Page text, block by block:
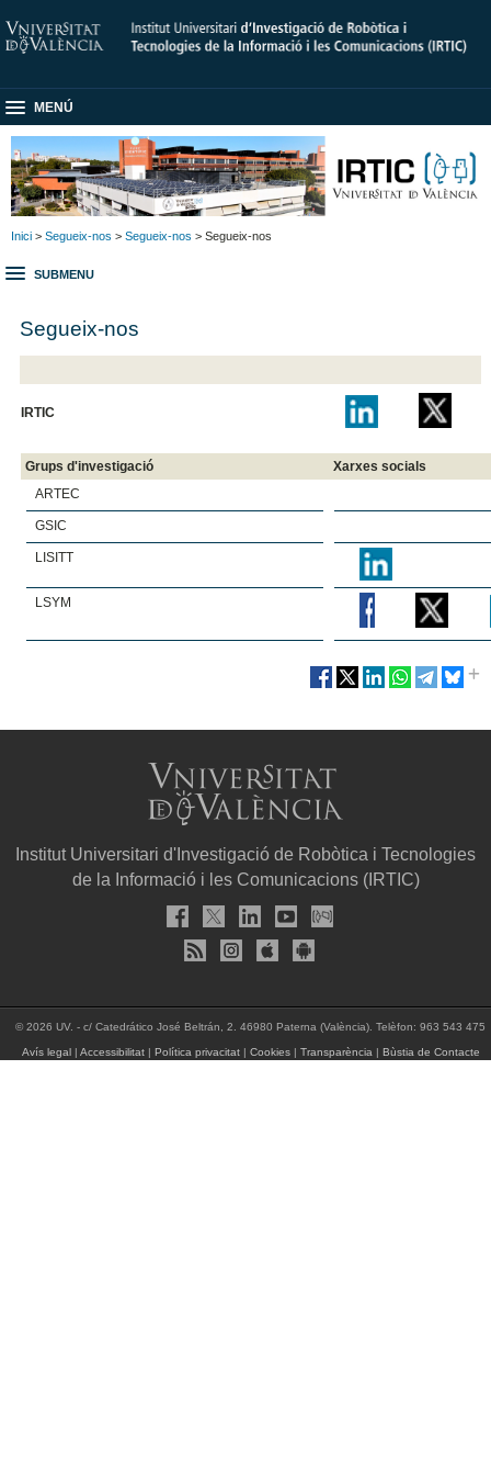
MENÚ
Inici > Segueix-nos > Segueix-nos > Segueix-nos
SUBMENU
Segueix-nos
IRTIC
Grups d'investigació
Xarxes socials
ARTEC
GSIC
LISITT
LSYM
Institut Universitari d'Investigació de Robòtica i Tecnologies
de la Informació i les Comunicacions (IRTIC)
© 2026 UV. - c/ Catedrático José Beltrán, 2. 46980 Paterna (València). Telèfon: 963 543 475
Avís legal| Accessibilitat| Política privacitat| Cookies| Transparència| Bùstia de Contacte